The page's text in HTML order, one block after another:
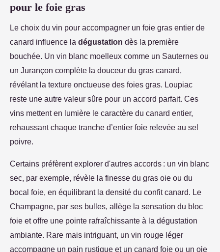
pour le foie gras
Le choix du vin pour accompagner un foie gras entier de
canard influence la dégustation dès la première
bouchée. Un vin blanc moelleux comme un Sauternes ou
un Jurançon complète la douceur du gras canard,
révélant la texture onctueuse des foies gras. Loupiac
reste une autre valeur sûre pour un accord parfait. Ces
vins mettent en lumière le caractère du canard entier,
rehaussant chaque tranche d’entier foie relevée au sel
poivre.
Certains préfèrent explorer d'autres accords : un vin blanc
sec, par exemple, révèle la finesse du gras oie ou du
bocal foie, en équilibrant la densité du confit canard. Le
Champagne, par ses bulles, allège la sensation du bloc
foie et offre une pointe rafraîchissante à la dégustation
ambiante. Rare mais intriguant, un vin rouge léger
accompagne un pain rustique et un canard foie ou un oie